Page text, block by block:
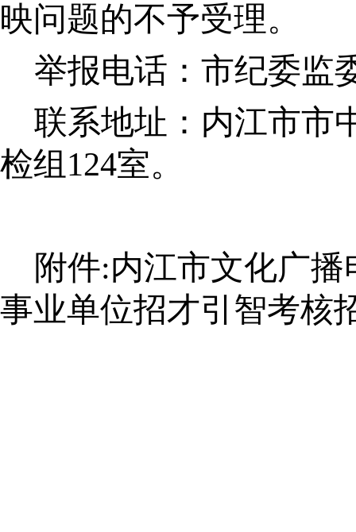
映问题的不予受理。
举报电话：市纪委监
联系地址：内江市市
检组124室。
附件:内江市文化广
事业单位招才引智考核